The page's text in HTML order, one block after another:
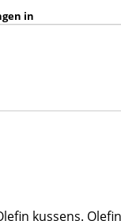
in
kussens.